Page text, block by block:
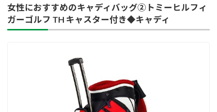
女性におすすめのキャディバッグ②トミーヒルフィ
ガーゴルフ TH キャスター付き◆キャディ